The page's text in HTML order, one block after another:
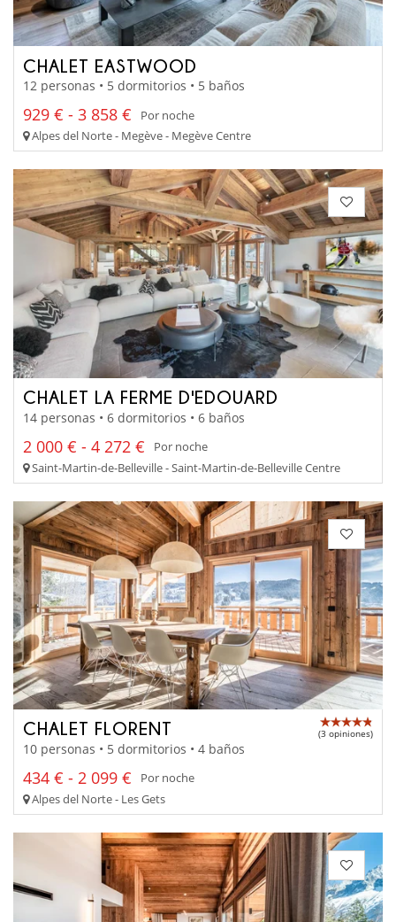
CHALET EASTWOOD
12 personas • 5 dormitorios • 5 baños
929 € - 3 858 €
Por noche
Alpes del Norte - Megève - Megève Centre
CHALET LA FERME D'EDOUARD
14 personas • 6 dormitorios • 6 baños
2 000 € - 4 272 €
Por noche
Saint-Martin-de-Belleville - Saint-Martin-de-Belleville Centre
CHALET FLORENT (3 opiniones)
10 personas • 5 dormitorios • 4 baños
434 € - 2 099 €
Por noche
Alpes del Norte - Les Gets